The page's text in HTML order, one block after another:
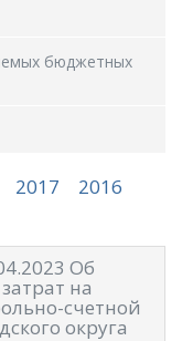
бюджетных
2017
2016
Об
на
счетной
округа